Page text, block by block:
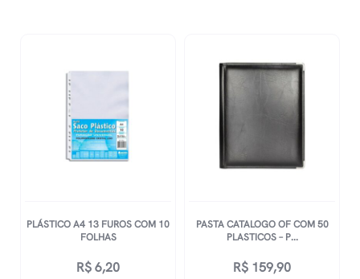
PLÁSTICO A4 13 FUROS COM 10
FOLHAS
R$6,20
PASTA CATALOGO OF COM 50
PLASTICOS – P...
R$ 159,90